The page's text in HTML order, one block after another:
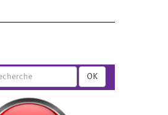
OK